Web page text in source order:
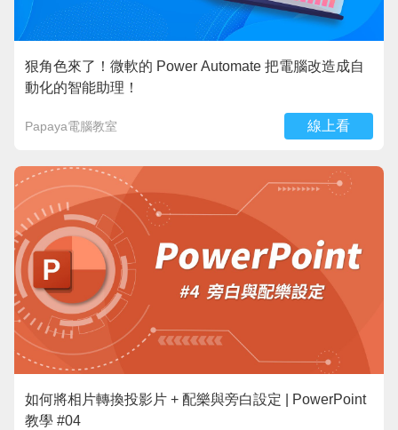
狠角色來了！微軟的 Power Automate 把電腦改造成自
動化的智能助理！
Papaya電腦教室 線上看
如何將相片轉換投影片 + 配樂與旁白設定 | PowerPoint
教學 #04